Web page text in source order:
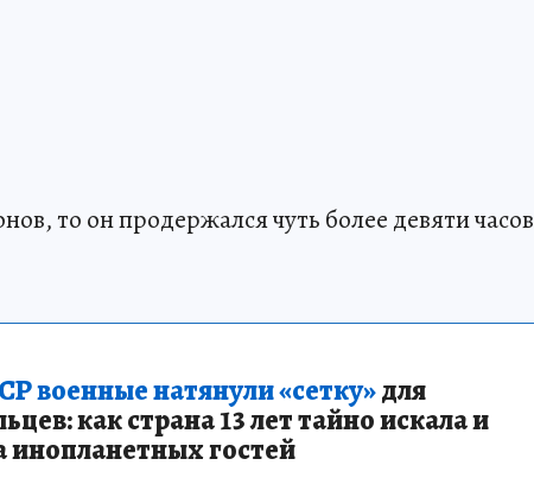
то он продержался чуть более девяти часов
военные натянули «сетку»для
как страна 13 лет тайно искала и
инопланетных гостей